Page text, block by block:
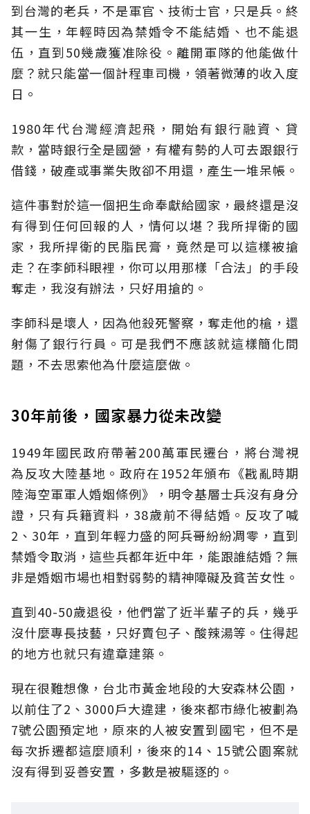
到台灣的老兵，不是軍官、技術士官，只是兵。終
其一生，年輕時因為禁婚令不能結婚、也不能退
伍，直到50幾歲獲准除役。離開軍隊的他能做什
麼？就只能當一個計程車司機，領著微薄的收入度
日。
1980年代台灣經濟起飛，開始有銀行融資、貸
款，當時銀行全是國營，有權有勢的人可去跟銀行
借錢，破產或事業失敗卻不用還，產生一堆呆帳。
這件事對於這一個把生命奉獻給國家，最終還是沒
有得到任何回報的人，情何以堪？我所捍衛的國
家，我所捍衛的民脂民膏，竟然是可以這樣被搶
走？在李師科眼裡，你可以用那樣「合法」的手段
奪走，我沒有辦法，只好用搶的。
李師科是壞人，因為他殺死警察，奪走他的槍，還
射傷了銀行行員。可是我們不應該就這樣簡化問
題，不去思索他為什麼這麼做。
30年前後，國家暴力從未改變
1949年國民政府帶著200萬軍民遷台，將台灣視
為反攻大陸基地。政府在1952年頒布《戡亂時期
陸海空軍軍人婚姻條例》，明令基層士兵沒有身分
證，只有兵籍資料，38歲前不得結婚。反攻了喊
2、30年，直到年輕力盛的阿兵哥紛紛凋零，直到
禁婚令取消，這些兵都年近中年，能跟誰結婚？無
非是婚姻市場也相對弱勢的精神障礙及貧苦女性。
直到40-50歲退役，他們當了近半輩子的兵，幾乎
沒什麼專長技藝，只好賣包子、酸辣湯等。住得起
的地方也就只有違章建築。
現在很難想像，台北市黃金地段的大安森林公園，
以前住了2、3000戶大違建，後來都市綠化被劃為
7號公園預定地，原來的人被安置到國宅，但不是
每次拆遷都這麼順利，後來的14、15號公園案就
沒有得到妥善安置，多數是被驅逐的。